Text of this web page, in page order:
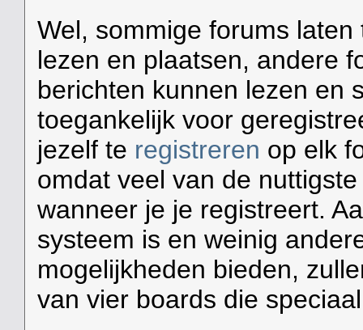
Wel, sommige forums
lezen en plaatsen, andere
berichten kunnen lezen en
toegankelijk voor
jezelf te registreren op elk
omdat veel van de
wanneer je je registreert.
systeem is en weinig
mogelijkheden bieden,
van vier boards die